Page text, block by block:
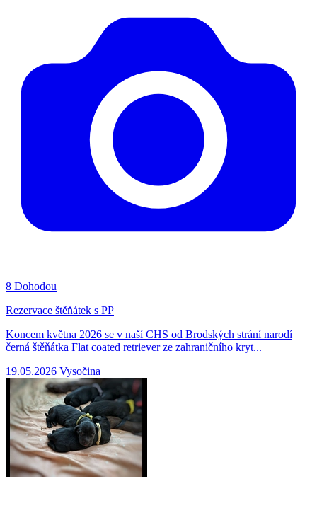
8 Dohodou
Rezervace štěňátek s PP
Koncem května 2026 se v naší CHS od Brodských strání narodí
černá štěňátka Flat coated retriever ze zahraničního kryt...
19.05.2026 Vysočina